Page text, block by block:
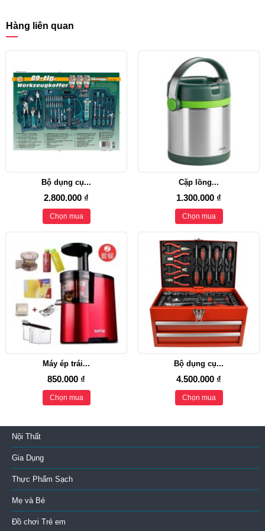
Hàng liên quan
Bộ dụng cụ...
2.800.000 ₫
Chọn mua
Cặp lồng...
1.300.000 ₫
Chọn mua
Máy ép trái...
850.000 ₫
Chọn mua
Bộ dụng cụ...
4.500.000 ₫
Chọn mua
Nội Thất
Gia Dụng
Thực Phẩm Sạch
Mẹ và Bé
Đồ chơi Trẻ em